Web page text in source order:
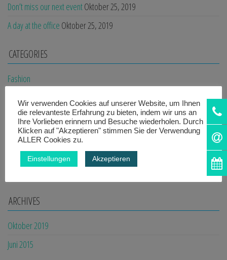
Don’t miss our next eventOktober 25, 2019
A day at the office Oktober 25, 2019
CATEGORIES
Fashion
Life
Review
Uncategorized
Video
ARCHIVES
Oktober 2019
Juni 2015
Wir verwenden Cookies auf unserer Website, um Ihnen
die relevanteste Erfahrung zu bieten, indem wir uns an
Ihre Vorlieben erinnern und Besuche wiederholen. Durch
Klicken auf "Akzeptieren" stimmen Sie der Verwendung
ALLER Cookies zu.
Einstellungen Akzeptieren